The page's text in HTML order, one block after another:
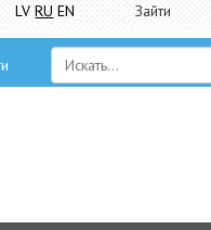
LV RU EN Зайти